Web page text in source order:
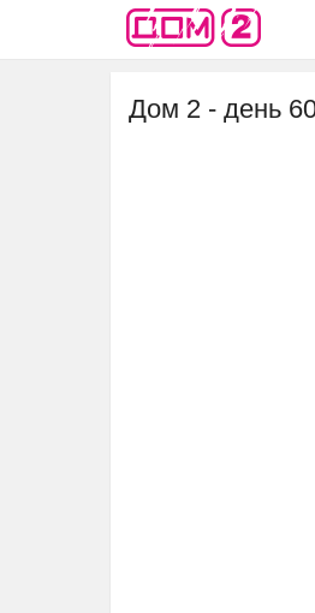
Дом 2 - день